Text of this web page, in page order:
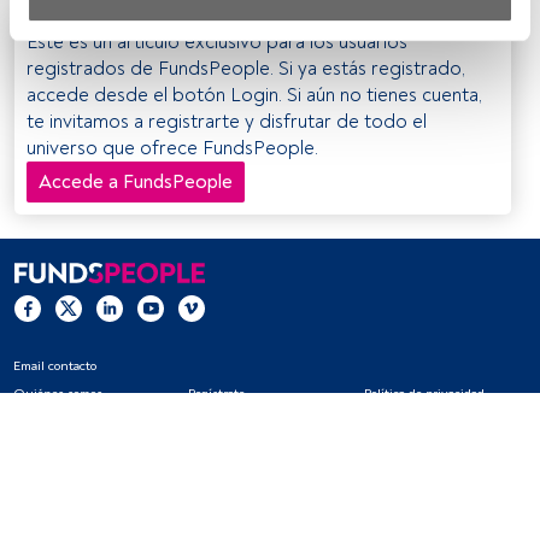
datos para proporcionar:
Utilizar datos de localización geográfica precisa. Analizar
activamente las características del dispositivo para su
identificación. Almacenar la información en un dispositivo
y/o acceder a ella.
Este es un artículo exclusivo para los usuarios
registrados de FundsPeople. Si ya estás registrado,
accede desde el botón Login. Si aún no tienes cuenta,
te invitamos a registrarte y disfrutar de todo el
universo que ofrece FundsPeople.
Accede a FundsPeople
Email contacto
Quiénes somos
Regístrate
Política de privacidad